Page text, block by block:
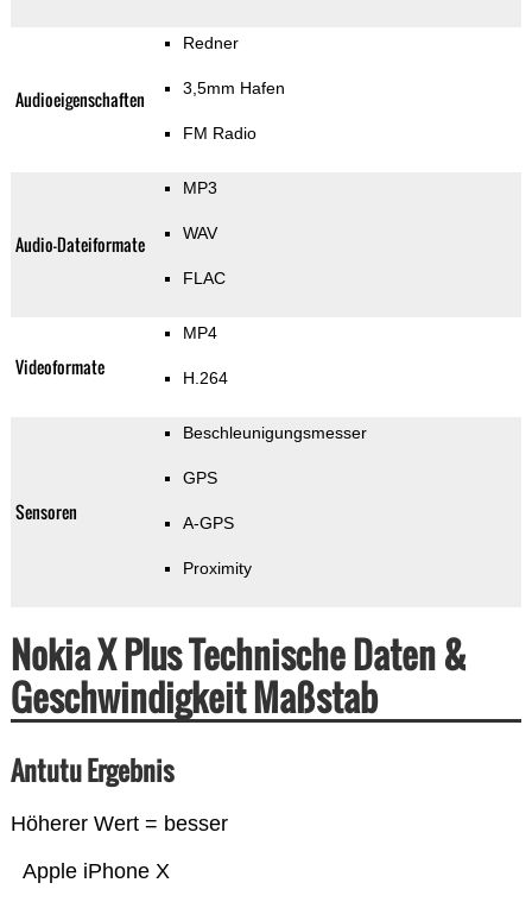
Audioeigenschaften
Redner
3,5mm Hafen
FM Radio
Audio-Dateiformate
MP3
WAV
FLAC
Videoformate
MP4
H.264
Sensoren
Beschleunigungsmesser
GPS
A-GPS
Proximity
Nokia X Plus Technische Daten &
Geschwindigkeit Maßstab
Antutu Ergebnis
Höherer Wert = besser
Apple iPhone X